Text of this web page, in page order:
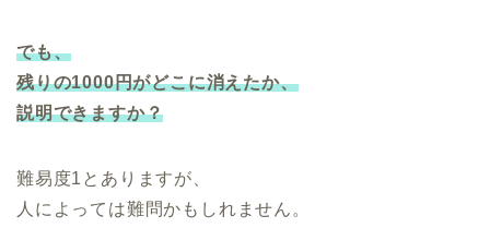
でも、
残りの1000円がどこに消えたか、
説明できますか？
難易度1とありますが、
人によっては難問かもしれません。